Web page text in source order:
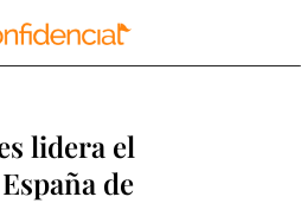
lidera el
de